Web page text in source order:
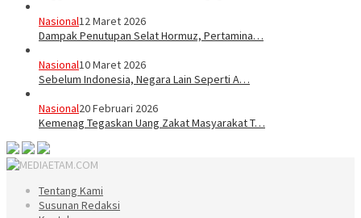
Nasional12 Maret 2026
Dampak Penutupan Selat Hormuz, Pertamina…
Nasional10 Maret 2026
Sebelum Indonesia, Negara Lain Seperti A…
Nasional20 Februari 2026
Kemenag Tegaskan Uang Zakat Masyarakat T…
Tentang Kami
Susunan Redaksi